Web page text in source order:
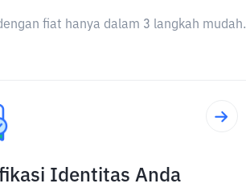
fiat hanya dalam 3 langkah mudah.
Identitas Anda